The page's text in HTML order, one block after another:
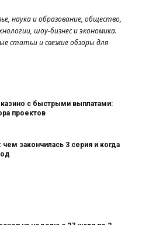
наука и образование, общество,
шоу-бизнес и экономика.
статьи и свежие обзоры для
с быстрыми выплатами:
проектов
чем закончилась 3 серия и когда